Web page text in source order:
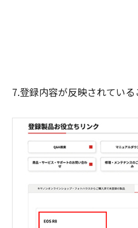
7.登録内容が反映されてい